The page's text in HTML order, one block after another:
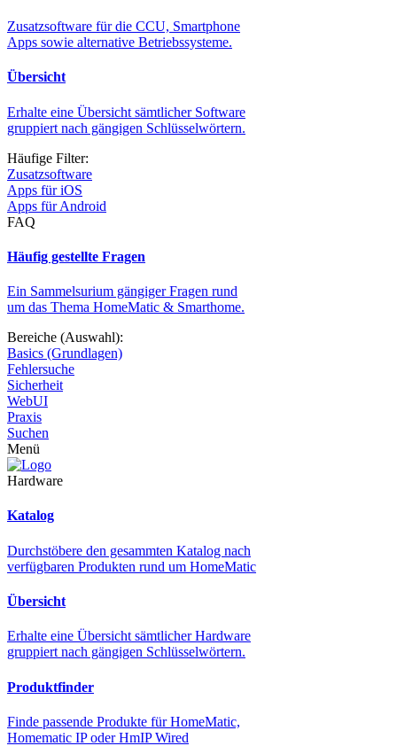
Zusatzsoftware für die CCU, Smartphone
Apps sowie alternative Betriebssysteme.
Übersicht
Erhalte eine Übersicht sämtlicher Software
gruppiert nach gängigen Schlüsselwörtern.
Häufige Filter:
Zusatzsoftware
Apps für iOS
Apps für Android
FAQ
Häufig gestellte Fragen
Ein Sammelsurium gängiger Fragen rund
um das Thema HomeMatic & Smarthome.
Bereiche (Auswahl):
Basics (Grundlagen)
Fehlersuche
Sicherheit
WebUI
Praxis
Suchen
Menü
Hardware
Katalog
Durchstöbere den gesammten Katalog nach
verfügbaren Produkten rund um HomeMatic
Übersicht
Erhalte eine Übersicht sämtlicher Hardware
gruppiert nach gängigen Schlüsselwörtern.
Produktfinder
Finde passende Produkte für HomeMatic,
Homematic IP oder HmIP Wired